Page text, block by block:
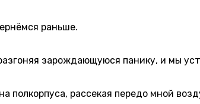
раньше.
зарождающуюся панику, и мы
рассекая передо мной